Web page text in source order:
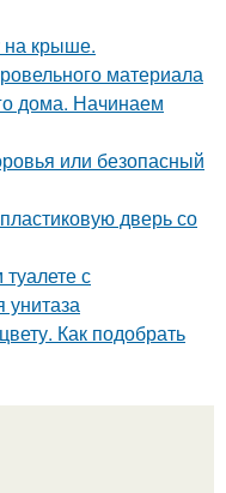
на крыше.
материала
дома. Начинаем
или безопасный
дверь со
с
унитаза
Как подобрать